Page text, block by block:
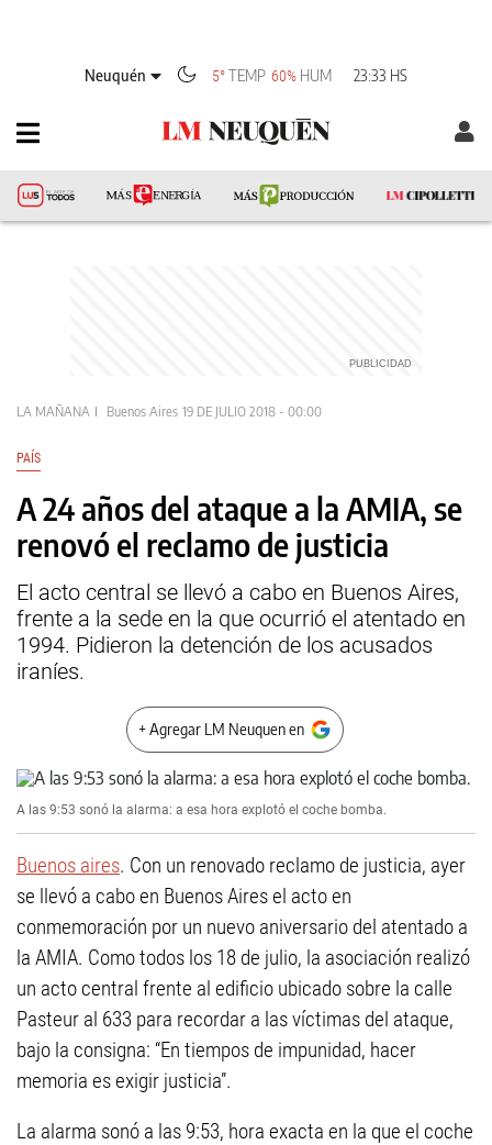
Neuquén 5° TEMP 60% HUM 23:33 HS
LA MAÑANA Buenos Aires 19 DE JULIO 2018 - 00:00
PAÍS
A 24 años del ataque a la AMIA, se
renovó el reclamo de justicia
El acto central se llevó a cabo en Buenos Aires,
frente a la sede en la que ocurrió el atentado en
1994. Pidieron la detención de los acusados
iraníes.
+ Agregar LM Neuquen en
A las 9:53 sonó la alarma: a esa hora explotó el coche bomba.
Buenos aires. Con un renovado reclamo de justicia, ayer
se llevó a cabo en Buenos Aires el acto en
conmemoración por un nuevo aniversario del atentado a
la AMIA. Como todos los 18 de julio, la asociación realizó
un acto central frente al edificio ubicado sobre la calle
Pasteur al 633 para recordar a las víctimas del ataque,
bajo la consigna: “En tiempos de impunidad, hacer
memoria es exigir justicia”.
La alarma sonó a las 9:53, hora exacta en la que el coche